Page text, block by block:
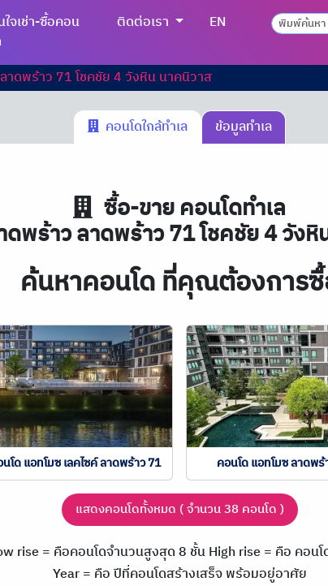
ใจเช่า-ซื้อคอน
ติดต่อเรา EN
าดพร้าว 71 โชคชัย 4 วังหิน นาคนิวาส
คอนโดใกล้ทำเล ข้อมูลทำเล
ซื้อ-ขาย คอนโดทำเล
ดพร้าว ลาดพร้าว 71 โชคชัย 4 วัง
ค้นหาคอนโด ที่คุณต้องการ
โด แอทโมซ เลคไซค์ ลาดพร้าว 71 คอนโด แอทโมซ ลาดพร้
แสดงคอนโดทั้งหมด ( จำนวน 38 คอนโด )
rise = คือคอนโดจำนวนสูงสุด 8 ชั้นHigh rise = คือ คอน
Year = คือ ปีที่คอนโดสร้างเสร็จ พร้อมอยู่อาศัย